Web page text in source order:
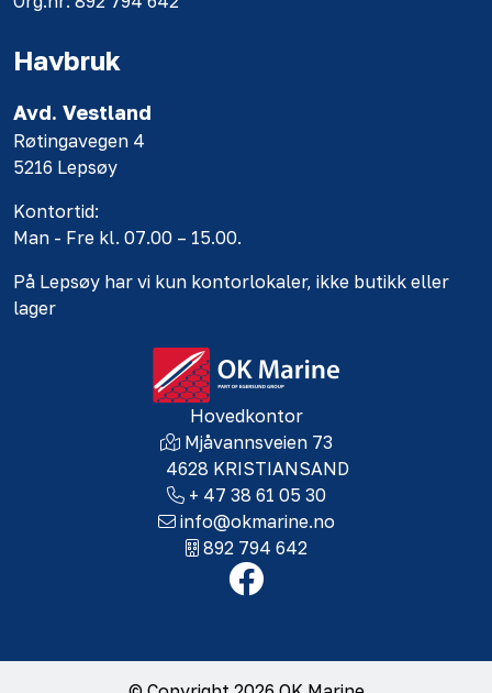
Havbruk
Avd. Vestland
Røtingavegen 4
5216 Lepsøy
Kontortid:
Man - Fre kl. 07.00 – 15.00.
På Lepsøy har vi kun kontorlokaler, ikke butikk eller
lager
Hovedkontor
Mjåvannsveien 73
4628 KRISTIANSAND
+ 47 38 61 05 30
info@okmarine.no
892 794 642